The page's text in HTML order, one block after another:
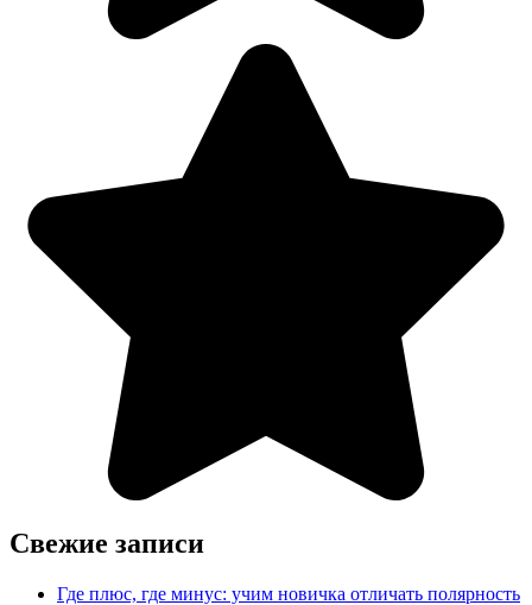
Свежие записи
Где плюс, где минус: учим новичка отличать полярность